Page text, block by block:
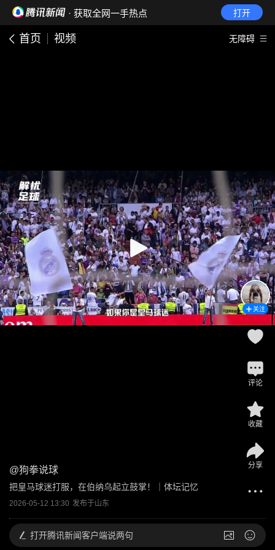
· 获取全网一手热点 打开
首页 视频 无障碍
@狗拳说球
把皇马球迷打服，在伯纳乌起立鼓掌！｜体坛记忆
2026-05-12 13:30 发布于山东
关注
评论
收藏
分享
打开腾讯新闻客户端说两句